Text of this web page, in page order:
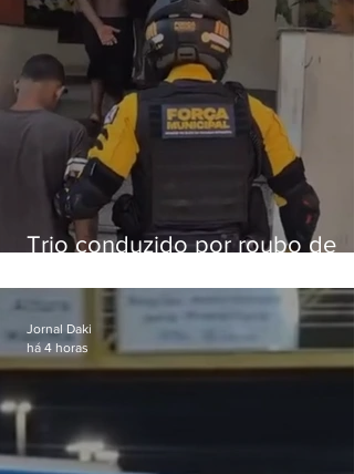
Trio conduzido por roubo de
passagens
Jornal Daki
há 4 horas